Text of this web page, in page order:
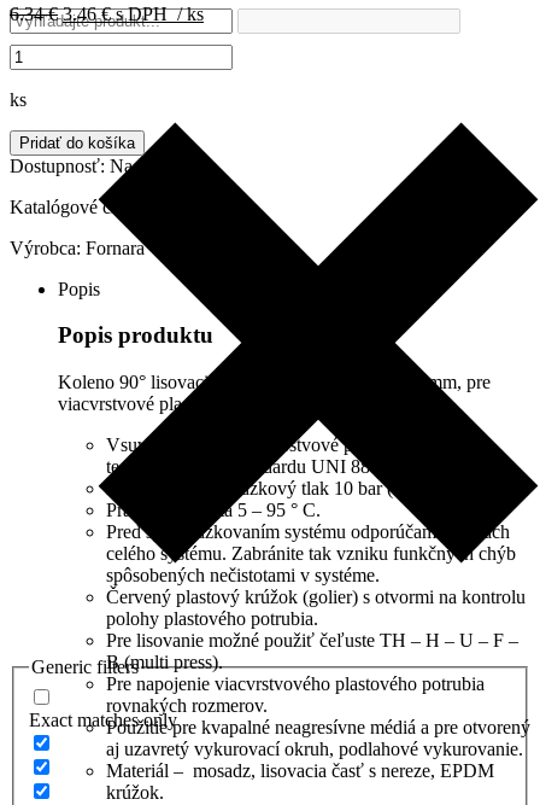
Generic filters
Exact matches only
6.34€Pôvodná
cena
3.46€Aktuálna
cena
s DPH/ ks
množstvo
Koleno
lisovacie
3/4"
x
Fornara,
20SA
ks
Pridať do košíka
Dostupnosť: Na sklade
Katalógové číslo:
Výrobca: Fornara
Popis
Popis produktu
Koleno 90° lisovacie vonkajší závit 3/4″ x 20×2 mm, pre
viacvrstvové plastové potrubia.
Vsuvka press pre viacvrstvové plastové potrubia je
testovaná podľa štandardu UNI 8858: 1985.
Maximálny prevádzkový tlak 10 bar (PN 10).
Pracovná teplota 5 – 95 ° C.
Pred sprevádzkovaním systému odporúčame výplach
celého systému. Zabránite tak vzniku funkčných chýb
spôsobených nečistotami v systéme.
Červený plastový krúžok (golier) s otvormi na kontrolu
polohy plastového potrubia.
Pre lisovanie možné použiť čeľuste TH – H – U – F –
B (multi press).
Pre napojenie viacvrstvového plastového potrubia
rovnakých rozmerov.
Použitie pre kvapalné neagresívne médiá a pre otvorený
aj uzavretý vykurovací okruh, podlahové vykurovanie.
Materiál – mosadz, lisovacia časť s nereze, EPDM
krúžok.